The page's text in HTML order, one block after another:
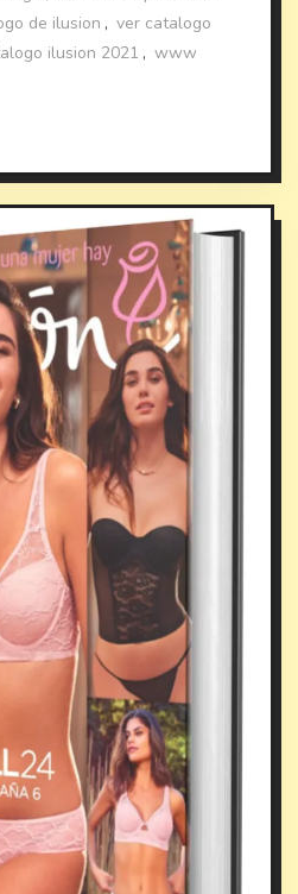
de ilusion , ver catalogo
ilusion 2021 , www